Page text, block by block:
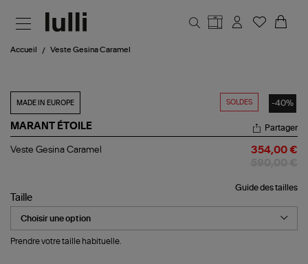
Accueil Veste Gesina Caramel
SOLDES -40%
MADE IN EUROPE
MARANT ÉTOILE
Veste
Partager
Veste Gesina Caramel 354,00 €
Guide des tailles
Taille
Prendre votre taille habituelle.